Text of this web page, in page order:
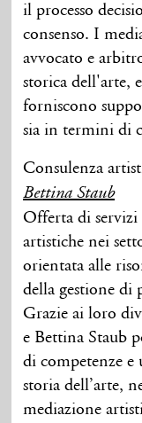
il processo
consenso. I
avvocato e
storica dell'arte,
forniscono
sia in termini di
Consulenza
Bettina Staub
Offerta di
artistiche nei
orientata alle
della gestione di
Grazie ai loro
e Bettina Staub
di competenze e
storia dell’arte,
mediazione